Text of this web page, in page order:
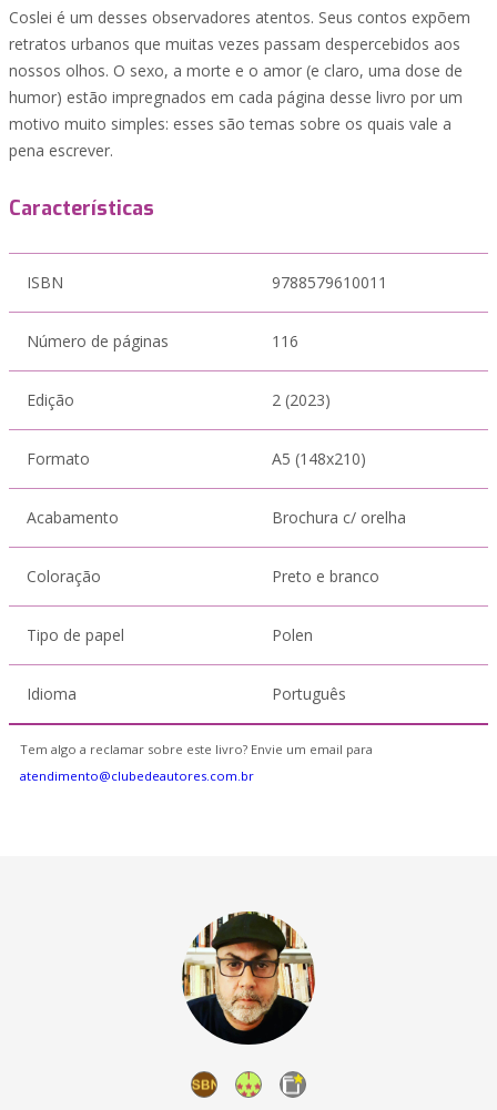
Coslei é um desses observadores atentos. Seus contos expõem
retratos urbanos que muitas vezes passam despercebidos aos
nossos olhos. O sexo, a morte e o amor (e claro, uma dose de
humor) estão impregnados em cada página desse livro por um
motivo muito simples: esses são temas sobre os quais vale a
pena escrever.
Características
ISBN 9788579610011
Número de páginas 116
Edição 2 (2023)
Formato A5 (148x210)
Acabamento Brochura c/ orelha
Coloração Preto e branco
Tipo de papel Polen
Idioma Português
Tem algo a reclamar sobre este livro? Envie um email para
atendimento@clubedeautores.com.br